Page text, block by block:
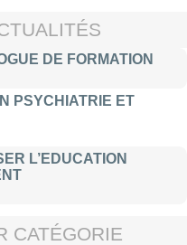
DE FORMATION
PSYCHIATRIE ET
L’EDUCATION
CATÉGORIE